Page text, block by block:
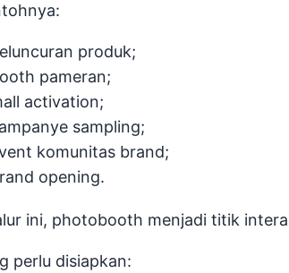
produk;
pameran;
activation;
sampling;
komunitas brand;
opening.
ini, photobooth menjadi titik
perlu disiapkan: